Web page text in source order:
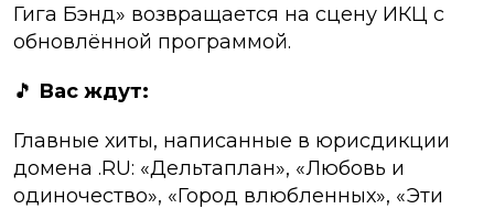
Гига Бэнд» возвращается на сцену ИКЦ с
обновлённой программой.
🎵 Вас ждут:
Главные хиты, написанные в юрисдикции
домена .RU: «Дельтаплан», «Любовь и
одиночество», «Город влюбленных», «Эти